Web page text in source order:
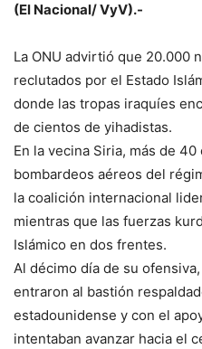
(El Nacional/ VyV).-
La ONU advirtió que 20.000
reclutados por el Estado
donde las tropas iraquíes
de cientos de yihadistas.
En la vecina Siria, más de
bombardeos aéreos del
la coalición internacional
mientras que las fuerzas
Islámico en dos frentes.
Al décimo día de su
entraron al bastión
estadounidense y con el
intentaban avanzar hacia el